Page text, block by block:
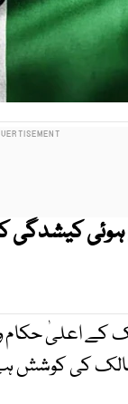
ہوئی
کے اعلیٰ
کی کوشش